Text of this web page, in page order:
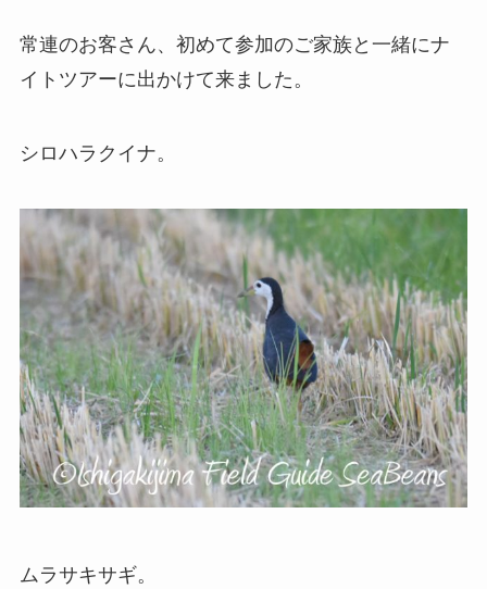
常連のお客さん、初めて参加のご家族と一緒にナ
イトツアーに出かけて来ました。
シロハラクイナ。
ムラサキサギ。